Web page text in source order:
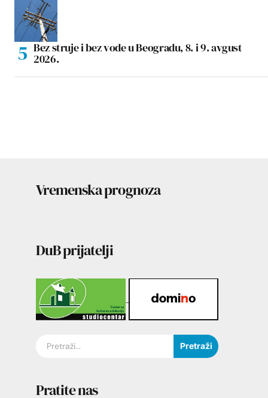
Bez struje i bez vode u Beogradu, 8. i 9. avgust
2026.
Vremenska prognoza
DuB prijatelji
Pretraži
Pratite nas